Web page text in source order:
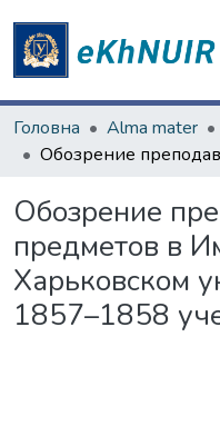
Головна Alma mater
Обозрение
предметов в
Харьковском
1857–1858